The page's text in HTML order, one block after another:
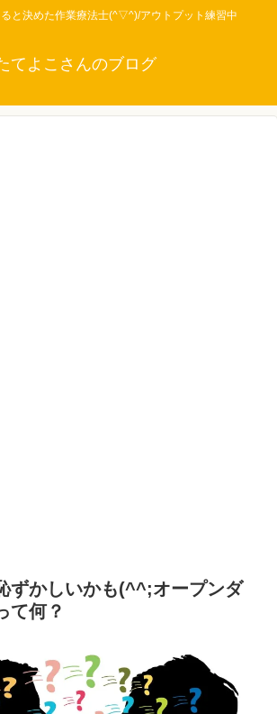
と決めた作業療法士(^▽^)/アウトプット練習中
てよこさんのブログ
ずかしいかも(^^;オープンダ
て何？